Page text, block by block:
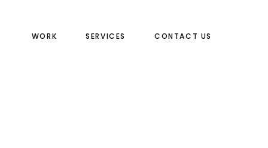
WORK SERVICES CONTACT US